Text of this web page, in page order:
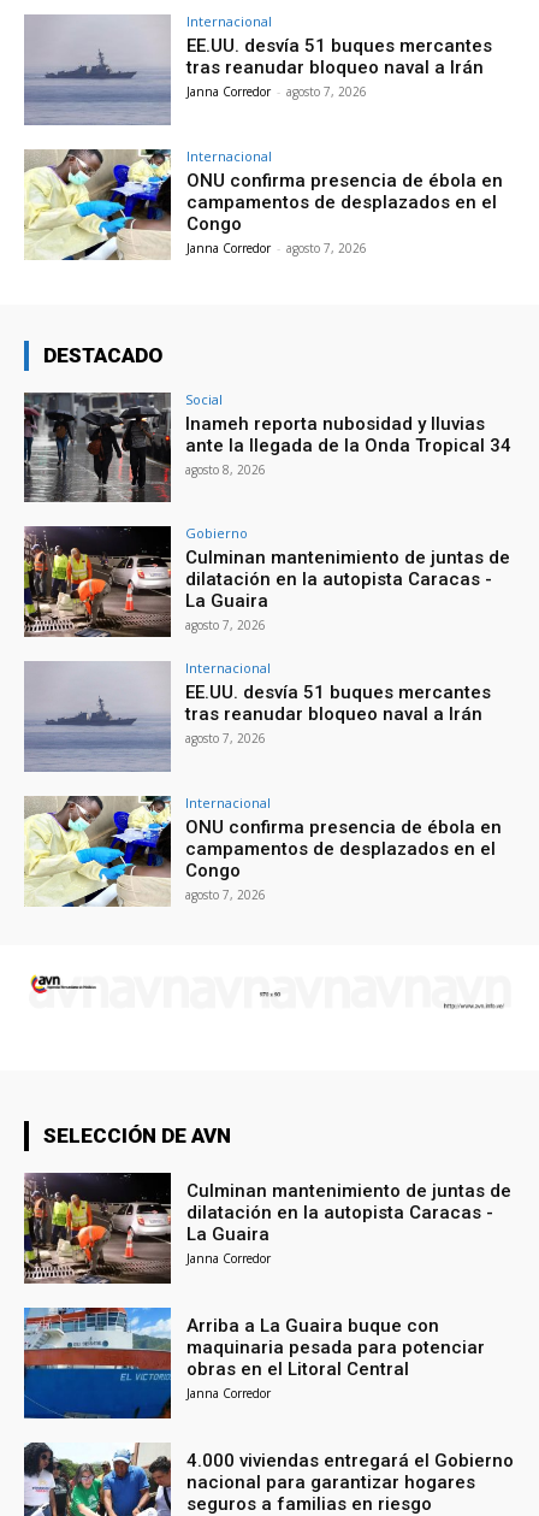
Internacional
EE.UU. desvía 51 buques mercantes
tras reanudar bloqueo naval a Irán
Janna Corredor - agosto 7, 2026
Internacional
ONU confirma presencia de ébola en
campamentos de desplazados en el
Congo
Janna Corredor - agosto 7, 2026
DESTACADO
Social
Inameh reporta nubosidad y lluvias
ante la llegada de la Onda Tropical 34
agosto 8, 2026
Gobierno
Culminan mantenimiento de juntas de
dilatación en la autopista Caracas -
La Guaira
agosto 7, 2026
Internacional
EE.UU. desvía 51 buques mercantes
tras reanudar bloqueo naval a Irán
agosto 7, 2026
Internacional
ONU confirma presencia de ébola en
campamentos de desplazados en el
Congo
agosto 7, 2026
SELECCIÓN DE AVN
Culminan mantenimiento de juntas de
dilatación en la autopista Caracas -
La Guaira
Janna Corredor
Arriba a La Guaira buque con
maquinaria pesada para potenciar
obras en el Litoral Central
Janna Corredor
4.000 viviendas entregará el Gobierno
nacional para garantizar hogares
seguros a familias en riesgo